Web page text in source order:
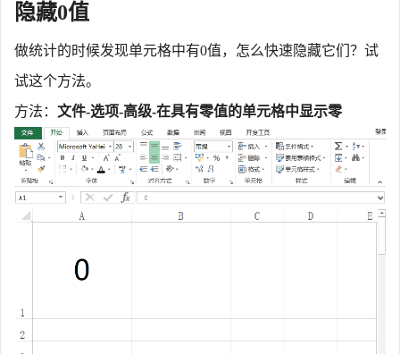
隐藏0值
做统计的时候发现单元格中有0值，怎么快速隐藏它们？试
试这个方法。
方法： 文件-选项-高级-在具有零值的单元格中显示零